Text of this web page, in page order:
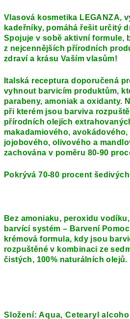
Vlasová kosmetika LEGANZA,
kadeřníky, pomáhá řešit určitý
Spojuje v sobě aktivní formule,
z nejcennějších přírodních
zdraví a krásu Vaším vlasům!
Italská receptura doporučená
vyhnout barvicím produktům,
parabeny, amoniak a oxidanty.
při kterém jsou barviva
přírodních olejích
makadamiového,
jojobového, olivového a
zachována v poměru 80-90
Pokrývá 70-80 procent
Bez amoniaku, peroxid u
barvící systém – Barvení
krémová formula, kdy jsou
rozpuštěné v kombinaci ze
čistých, 100% naturálních olejů.
Složení:Aqua, Cetearyl